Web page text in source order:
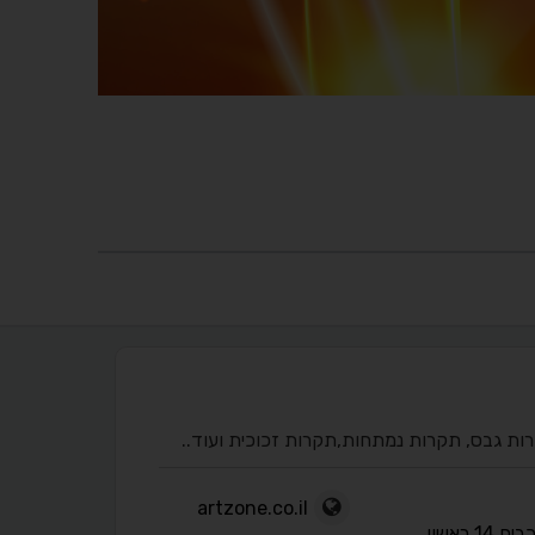
גבס, תקרות נמתחות,תקרות זכוכית ועוד..
artzone.co.il